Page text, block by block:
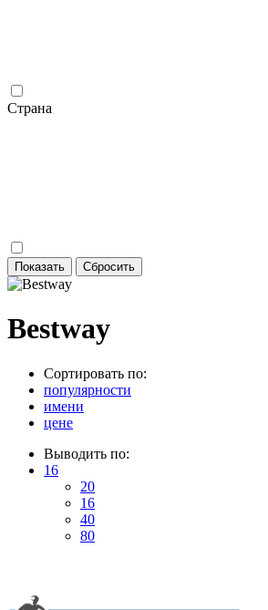
Страна
Bestway
Сортировать по:
популярности
имени
цене
Выводить по:
16
20
16
40
80